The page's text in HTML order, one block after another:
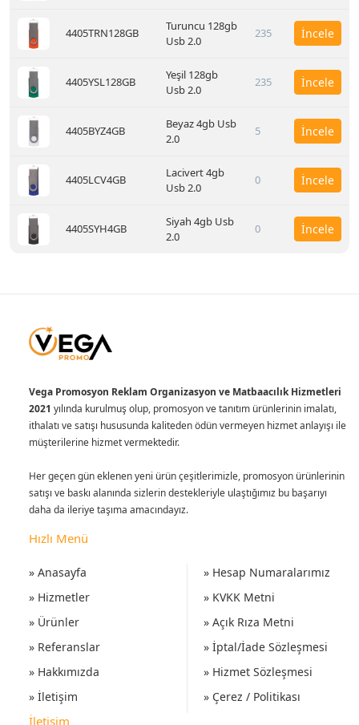
4405TRN128GB
Turuncu 128gb
Usb 2.0
235 İncele
4405YSL128GB
Yeşil 128gb
Usb 2.0
235 İncele
4405BYZ4GB
Beyaz 4gb Usb
2.0
5 İncele
4405LCV4GB
Lacivert 4gb
Usb 2.0
0 İncele
4405SYH4GB
Siyah 4gb Usb
2.0
0 İncele
Vega Promosyon Reklam Organizasyon ve Matbaacılık Hizmetleri
2021 yılında kurulmuş olup, promosyon ve tanıtım ürünlerinin imalatı,
ithalatı ve satışı hususunda kaliteden ödün vermeyen hizmet anlayışı ile
müşterilerine hizmet vermektedir.
Her geçen gün eklenen yeni ürün çeşitlerimizle, promosyon ürünlerinin
satışı ve baskı alanında sizlerin destekleriyle ulaştığımız bu başarıyı
daha da ileriye taşıma amacındayız.
Hızlı Menü
» Anasayfa
» Hizmetler
» Ürünler
» Referanslar
» Hakkımızda
» İletişim
» Hesap Numaralarımız
» KVKK Metni
» Açık Rıza Metni
» İptal/İade Sözleşmesi
» Hizmet Sözleşmesi
» Çerez / Politikası
İletişim